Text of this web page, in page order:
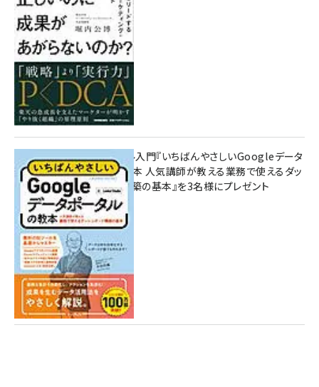
10:00
無料BIツール入門『いちばんやさしいGoogleデータ
ポータルの教本 人気講師が教える業務で使えるダッ
シュボード構築の基本』を3名様にプレゼント
7月31日 10:00